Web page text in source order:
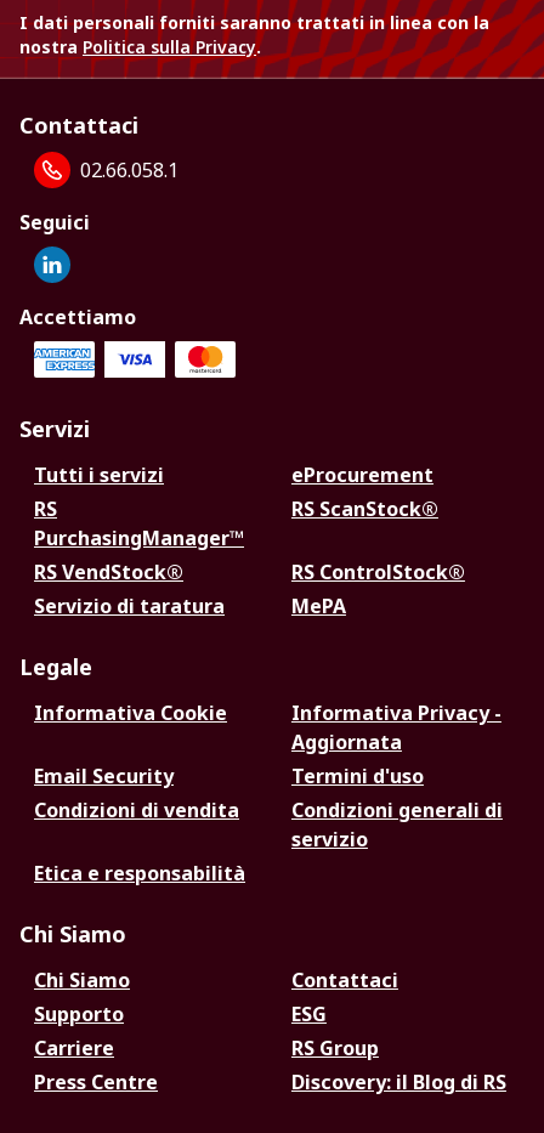
I dati personali forniti saranno trattati in linea con la
nostra Politica sulla Privacy.
Contattaci
02.66.058.1
Seguici
Accettiamo
Servizi
Tutti i servizi
eProcurement
RS
PurchasingManager™
RS ScanStock®
RS VendStock®
RS ControlStock®
Servizio di taratura
MePA
Legale
Informativa Cookie
Informativa Privacy -
Aggiornata
Email Security
Termini d'uso
Condizioni di vendita
Condizioni generali di
servizio
Etica e responsabilità
Chi Siamo
Chi Siamo
Contattaci
Supporto
ESG
Carriere
RS Group
Press Centre
Discovery: il Blog di RS